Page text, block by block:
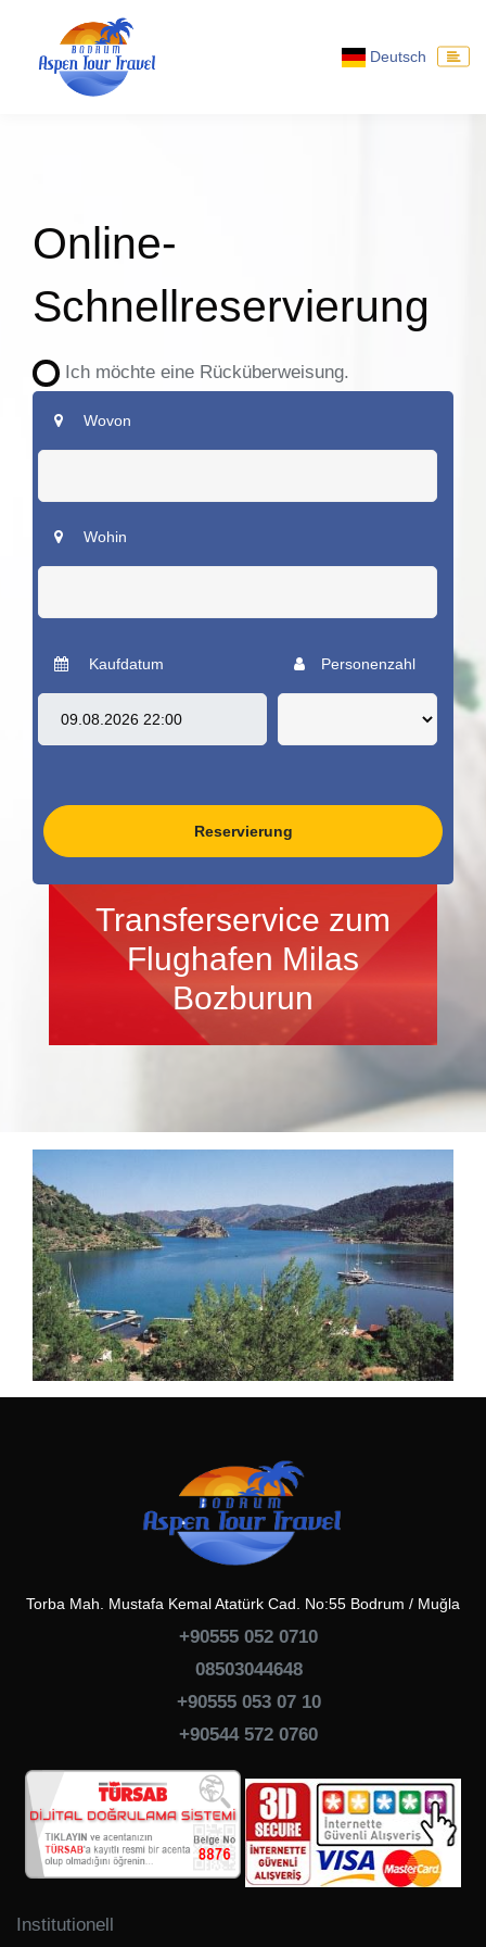
Deutsch
Online-
Schnellreservierung
Ich möchte eine Rücküberweisung.
Wovon
Wohin
Kaufdatum Personenzahl
Reservierung
Transferservice zum
Flughafen Milas
Bozburun
Torba Mah. Mustafa Kemal Atatürk Cad. No:55 Bodrum / Muğla
+90555 052 0710
08503044648
+90555 053 07 10
+90544 572 0760
Institutionell